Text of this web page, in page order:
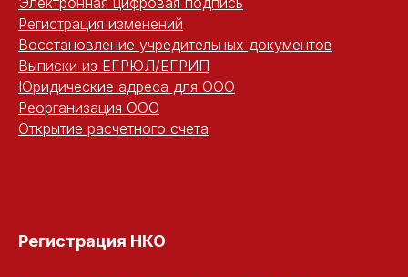
Регистрация изменений
Восстановление учредительных документов
Выписки из ЕГРЮЛ/ЕГРИП
Юридические адреса для ООО
Реорганизация ООО
Открытие расчетного счета
Регистрация НКО